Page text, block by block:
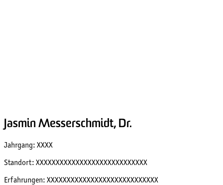
Jasmin Messerschmidt, Dr.
Jahrgang: XXXX
Standort: XXXXXXXXXXXXXXXXXXXXXXXXXXXX
Erfahrungen: XXXXXXXXXXXXXXXXXXXXXXXXXXXX